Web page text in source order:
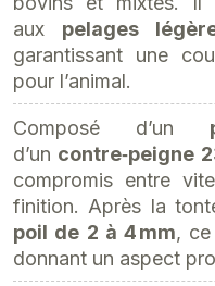
aux pelages
garantissant une
pour l’animal.
Composé d’un
d’un contre‑peigne
compromis entre
finition. Après la
poil de 2 à 4 mm,
donnant un aspect